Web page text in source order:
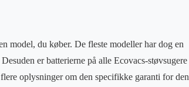
model, du køber. De fleste modeller har dog en
er batterierne på alle Ecovacs-støvsugere
oplysninger om den specifikke garanti for den